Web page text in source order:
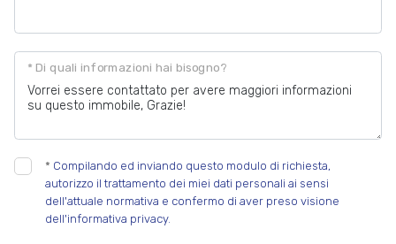
* Di quali informazioni hai bisogno?
* Compilando ed inviando questo modulo di richiesta,
autorizzo il trattamento dei miei dati personali ai sensi
dell'attuale normativa e confermo di aver preso visione
dell'informativa privacy.